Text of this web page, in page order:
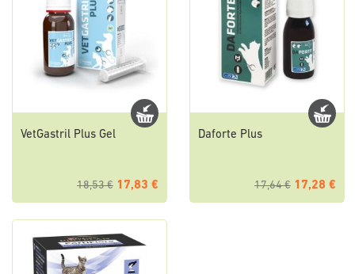
VetGastril Plus Gel
18,53 € 17,83 €
Daforte Plus
17,64 € 17,28 €